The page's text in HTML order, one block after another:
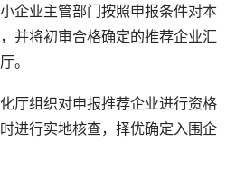
企业主管部门按照申报条件对本
并将初审合格确定的推荐企业汇
。
厅组织对申报推荐企业进行资格
进行实地核查，择优确定入围企